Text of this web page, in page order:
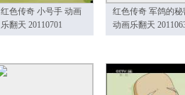
红色传奇 小号手 动画
乐翻天 20110701
红色传奇 军鸽的秘
动画乐翻天